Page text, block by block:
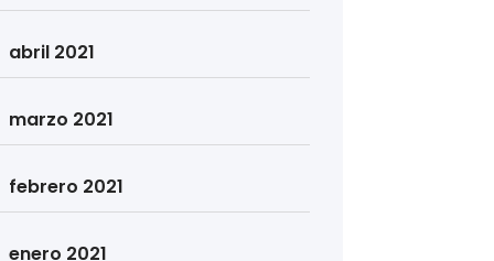
abril 2021
marzo 2021
febrero 2021
enero 2021